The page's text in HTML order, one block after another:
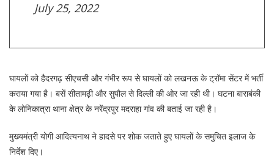
July 25, 2022
घायलों को हैदरगढ़ सीएचसी और गंभीर रूप से घायलों को लखनऊ के ट्रॉमा सेंटर में भर्ती
कराया गया है। बसें सीतामढ़ी और सुपौल से दिल्ली की ओर जा रही थी। घटना बाराबंकी
के लोनिकात्रा थाना क्षेत्र के नरेंद्रपुर मदराहा गांव की बताई जा रही है।
मुख्यमंत्री योगी आदित्यनाथ ने हादसे पर शोक जताते हुए घायलों के समुचित इलाज के
निर्देश दिए।